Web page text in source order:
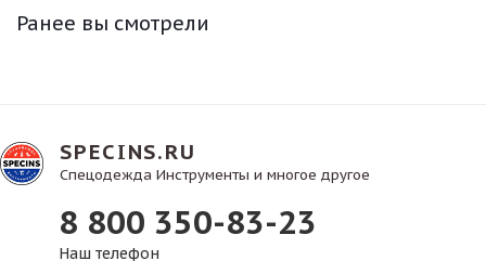
Ранее вы смотрели
SPECINS.RU
Спецодежда Инструменты и многое другое
8 800 350-83-23
Наш телефон